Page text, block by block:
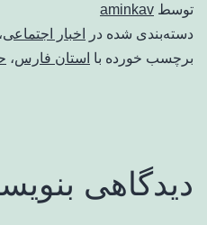
توسط aminkav
دسته‌بندی شده در
اخبار اجتماعی،
برچسب خورده با استان فارس،
دیدگاهی